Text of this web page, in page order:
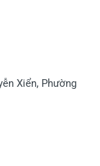
Xiển, Phường